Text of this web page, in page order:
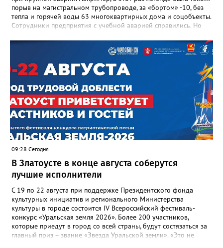
порыв на магистральном трубопроводе, за «бортом» -10, без
тепла и горячей воды 63 многоквартирных дома и соцобъекты.
Сотрудники предприятия с учебной аварией справились. Но
отметили и недочёты. «Например, управляющие компании
несвоевременно приняли меры для предотвращения
“перемерзания” общей домовой тепловой сети
многоквартирного дома, отсутствовало взаимодействие с
ресурсоснабжающей организацией, ЕДДС и иными службами»,
— сообщила начальник Главного управления ГЖИ Ирина
Настенко. В следующий раз, рекомендовали в
Госжилинспекции, службы должны действовать слаженно. И
оперативно делиться информацией со всеми
заинтересованными – от поставщика тепла до конечных
потребителей.
09:28 Сегодня
В Златоусте в конце августа соберутся
лучшие исполнители
С 19 по 22 августа при поддержке Президентского фонда
культурных инициатив и регионального Министерства
культуры в городе состоится IV Всероссийский фестиваль-
конкурс «Уральская земля 2026». Более 200 участников,
которые приедут в город со всей страны, будут состязаться за
главный приз – звание «Звезда Уральской земли». «Это не